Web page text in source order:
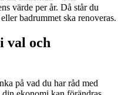
värde per år. Då står du
badrummet ska renoveras.
val och
på vad du har råd med